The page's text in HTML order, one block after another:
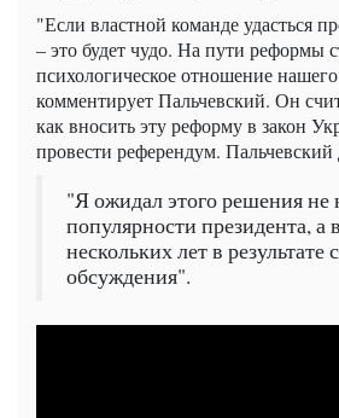
"Если властной команде удасться
– это будет чудо. На пути реформы
психологическое отношение
комментирует Пальчевский. Он
как вносить эту реформу в закон
провести референдум. Пальчевский
"Я ожидал этого решения не
популярности президента, а
нескольких лет в результате
обсуждения".